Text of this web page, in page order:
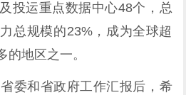
投运重点数据中心48个，总
总规模的23%，成为全球超
的地区之一。
和省政府工作汇报后，希